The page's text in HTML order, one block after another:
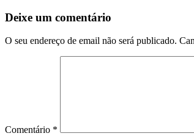
Deixe um comentário
O seu endereço de email não será publicado.
Comentário *